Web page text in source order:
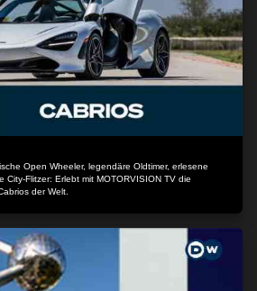
Open Wheeler, legendäre Oldtimer, erlesene
Flitzer: Erlebt mit MOTORVISION TV die
der Welt.